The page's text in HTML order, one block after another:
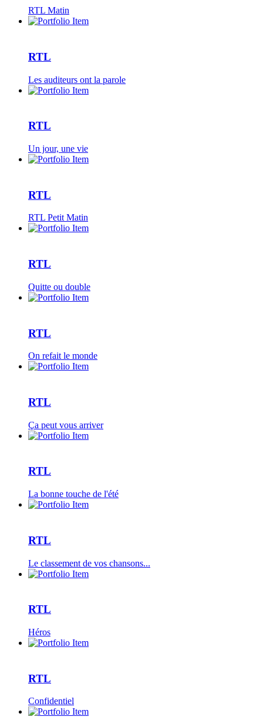
RTL Matin
RTL
Les auditeurs ont la parole
RTL
Un jour, une vie
RTL
RTL Petit Matin
RTL
Quitte ou double
RTL
On refait le monde
RTL
Ça peut vous arriver
RTL
La bonne touche de l'été
RTL
Le classement de vos chansons...
RTL
Héros
RTL
Confidentiel